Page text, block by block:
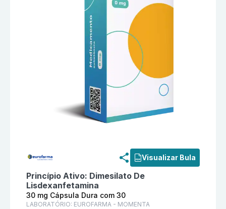
Visualizar Bula
Princípio Ativo: Dimesilato De
Lisdexanfetamina
30 mg Cápsula Dura com 30
LABORATÓRIO: EUROFARMA - MOMENTA